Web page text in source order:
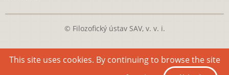
© Filozofický ústav SAV, v. v. i.
Táto webová stránka je licencovaná podCreative Commons
Attribution-NonCommercial 4.0 International License
This site uses cookies. By continuing to browse the site